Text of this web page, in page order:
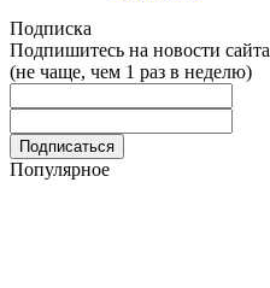
Подписка
Подпишитесь на новости сайта
(не чаще, чем 1 раз в неделю)
Популярное